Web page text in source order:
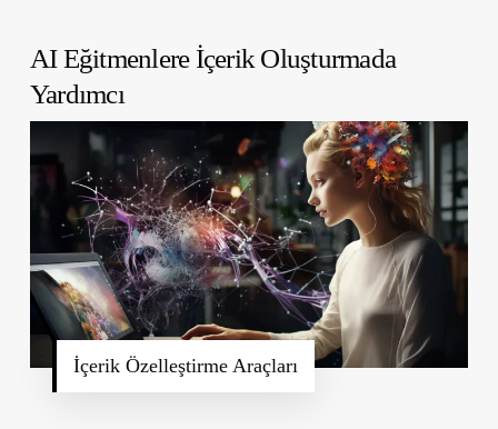
AI Eğitmenlere İçerik Oluşturmada
Yardımcı
İçerik Özelleştirme Araçları